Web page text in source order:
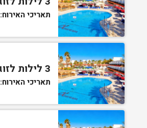
תאריכי האירוח:
3 לילות לזוג ע"ב חצי פנסיון בחדר סטנדרט
תאריכי האירוח: